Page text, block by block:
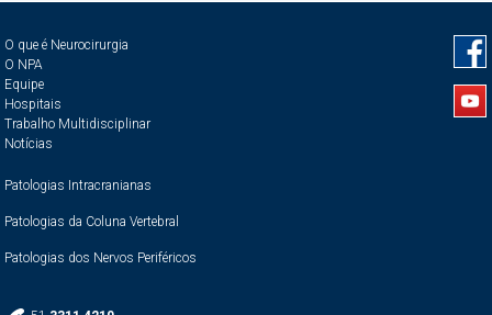
O que é Neurocirurgia
O NPA
Equipe
Hospitais
Trabalho Multidisciplinar
Notícias
Patologias Intracranianas
Patologias da Coluna Vertebral
Patologias dos Nervos Periféricos